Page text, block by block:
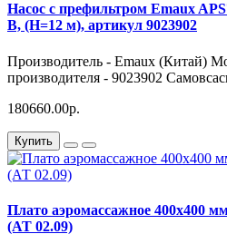
Насос с префильтром Emaux
В, (H=12 м), артикул 9023902
Производитель - Emaux (Китай)
производителя - 9023902
180660.00р.
Купить
Плато аэромассажное 400х400
(АТ 02.09)